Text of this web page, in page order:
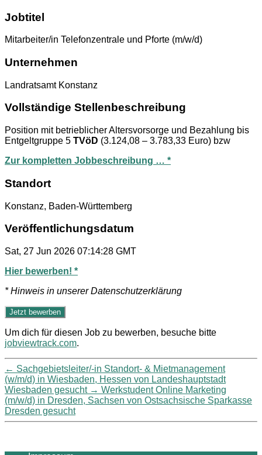
Jobtitel
Mitarbeiter/in Telefonzentrale und Pforte (m/w/d)
Unternehmen
Landratsamt Konstanz
Vollständige Stellenbeschreibung
Position mit betrieblicher Altersvorsorge und Bezahlung bis
Entgeltgruppe 5 TVöD (3.124,08 – 3.783,33 Euro) bzw
Zur kompletten Jobbeschreibung … *
Standort
Konstanz, Baden-Württemberg
Veröffentlichungsdatum
Sat, 27 Jun 2026 07:14:28 GMT
Hier bewerben! *
* Hinweis in unserer Datenschutzerklärung
Um dich für diesen Job zu bewerben, besuche bitte
jobviewtrack.com.
← Sachgebietsleiter/-in Standort- & Mietmanagement
(w/m/d) in Wiesbaden, Hessen von Landeshauptstadt
Wiesbaden gesucht → Werkstudent Online Marketing
(m/w/d) in Dresden, Sachsen von Ostsachsische Sparkasse
Dresden gesucht